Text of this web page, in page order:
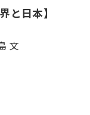
と日本】
文